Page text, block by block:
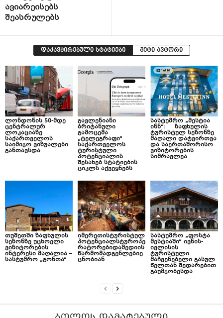
ავიარეისებს
შეასრულებს
დაკავშირებული სტატიები მეტი ავტორი
ლონდონის 50-მდე
ცენტრალურ
ლოკაციაზე
საქართველოს
საიმიჯო ვიზუალები
განთავსდა
გავლენიანი
ბრიტანული
გამოცემა
„ტელეგრაფი“
საქართველოს
ტურისტული
პოტენციალის
შესახებ სტატიების
ციკლს აქვეყნებს
სასტუმრო „მესტია
ინნ“: ზაფხულის
ტურისტულ სეზონზე
მაღალი დატვირთვა
და საერთაშორისო
ვიზიტორების
სიმრავლეა
თუშეთში ზაფხულის
სეზონზე უცხოელი
ვიზიტორების
ინტერესი მაღალია –
სასტუმრო „გონთა“
იმერეთისტურისტულ
პოტენციალსტუროპე
რატორებიდამედიის
წარმომადგენლებიე
ცნობიან
სასტუმრო „ფოსტა
მესტიაში“ ივნის-
ივლისის
ტურისტული
მაჩვენებელი გასულ
წელთან შედარებით
გაუმჯობესდა